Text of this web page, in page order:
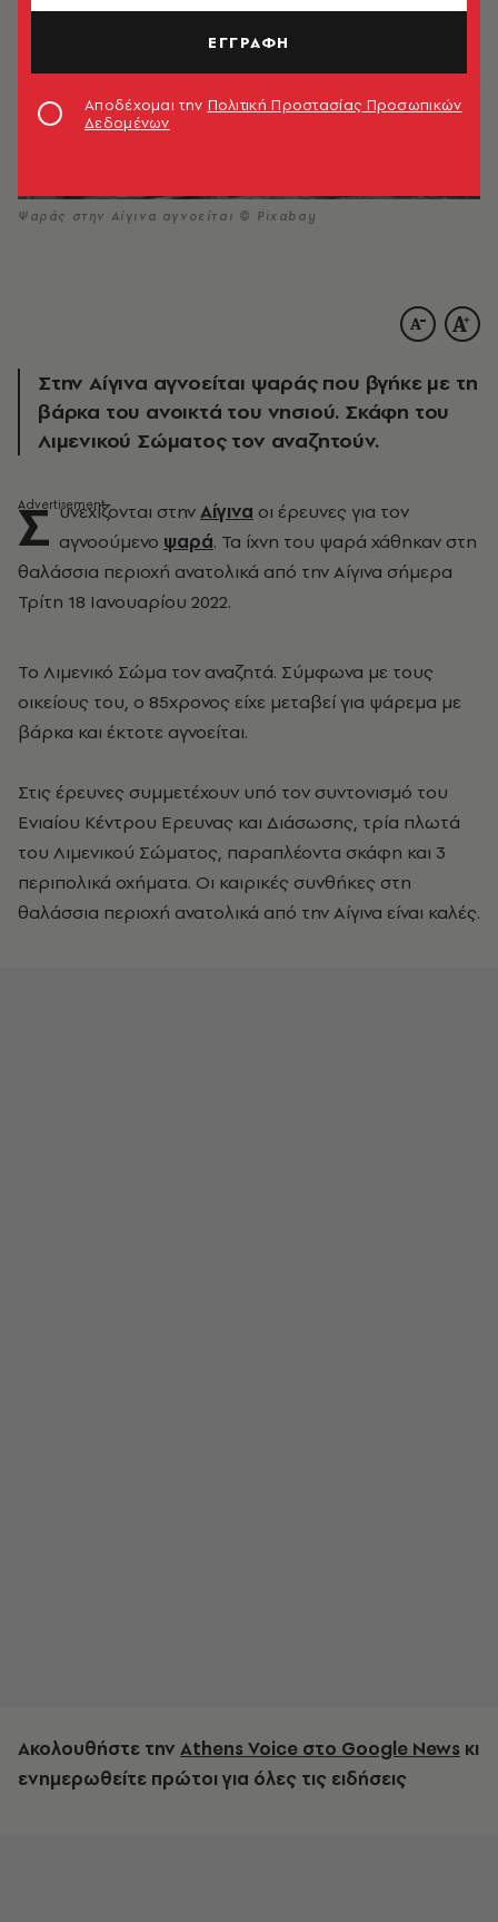
Ψαράς στην Αίγινα αγνοείται © Pixabay
Στην Αίγινα αγνοείται ψαράς που βγήκε με τη
βάρκα του ανοικτά του νησιού. Σκάφη του
Λιμενικού Σώματος τον αναζητούν.
Σ υνεχίζονται στηνΑίγινα οι έρευνες για τον
αγνοούμενο ψαρά. Τα ίχνη του ψαρά χάθηκαν στη
θαλάσσια περιοχή ανατολικά από την Αίγινα σήμερα
Τρίτη 18 Ιανουαρίου 2022.
Το Λιμενικό Σώμα τον αναζητά. Σύμφωνα με τους
οικείους του, ο 85χρονος είχε μεταβεί για ψάρεμα με
βάρκα και έκτοτε αγνοείται.
Στις έρευνες συμμετέχουν υπό τον συντονισμό του
Ενιαίου Κέντρου Ερευνας και Διάσωσης, τρία πλωτά
του Λιμενικού Σώματος, παραπλέοντα σκάφη και 3
περιπολικά οχήματα. Οι καιρικές συνθήκες στη
θαλάσσια περιοχή ανατολικά από την Αίγινα είναι καλές.
Ακολουθήστε την Athens Voice στο Google News κι
ενημερωθείτε πρώτοι για όλες τις ειδήσεις
ΕΓΓΡΑΦΗ
Αποδέχομαι την Πολιτική Προστασίας Προσωπικών
Δεδομένων